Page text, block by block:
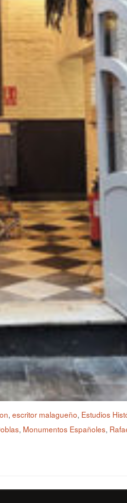
, escritor malagueño, Estudios
, Monumentos Españoles,